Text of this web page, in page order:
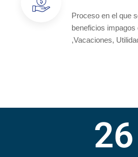
Proceso en el que
beneficios
,Vacaciones,
26